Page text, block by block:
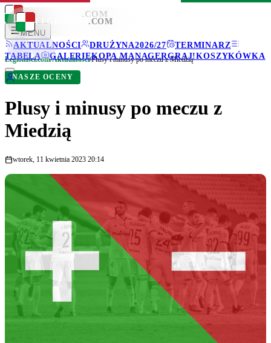
LEGIONISCI .COM
MENU
AKTUALNOŚCI
DRUŻYNA2026/27
TERMINARZ
TABELA
GALERIEKOPA MANAGERGRAJ!KOSZYKÓWKA
LEGIONISCI .COM
Legionisci.com/Aktualności/Plusy i minusy po meczu z Miedzią
NASZE OCENY
Plusy i minusy po meczu z
Miedzią
wtorek, 11 kwietnia 2023 20:14